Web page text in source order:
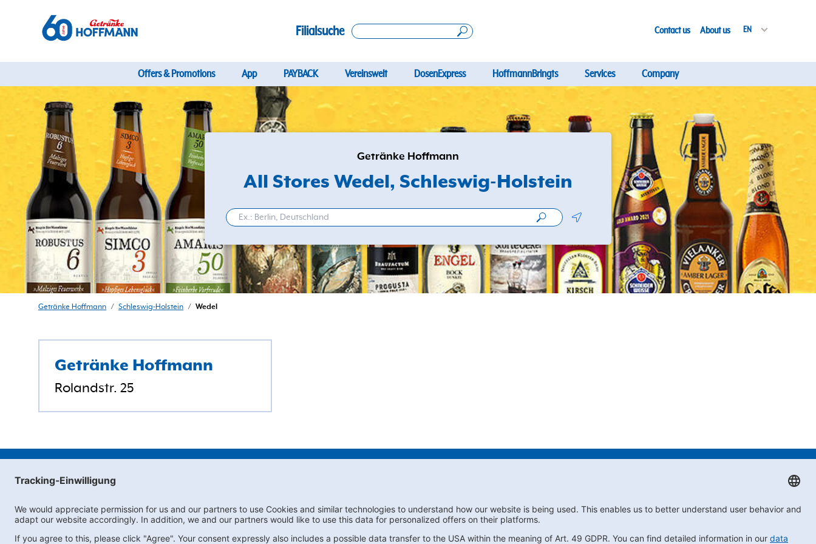
Filialsuche Contact us About us EN
Offers & Promotions App PAYBACK Vereinswelt DosenExpress HoffmannBringts Services Company
Getränke Hoffmann
All Stores Wedel, Schleswig-Holstein
Geolocate.
Getränke Hoffmann / Schleswig-Holstein / Wedel
Getränke Hoffmann
Rolandstr. 25
Subscribe to Newsletter Contact us FAQs Privacy Compliance Impressum